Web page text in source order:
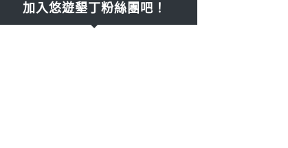
加入悠遊墾丁粉絲團吧！